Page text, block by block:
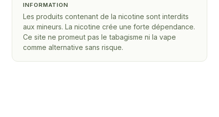
INFORMATION
Les produits contenant de la nicotine sont interdits
aux mineurs. La nicotine crée une forte dépendance.
Ce site ne promeut pas le tabagisme ni la vape
comme alternative sans risque.